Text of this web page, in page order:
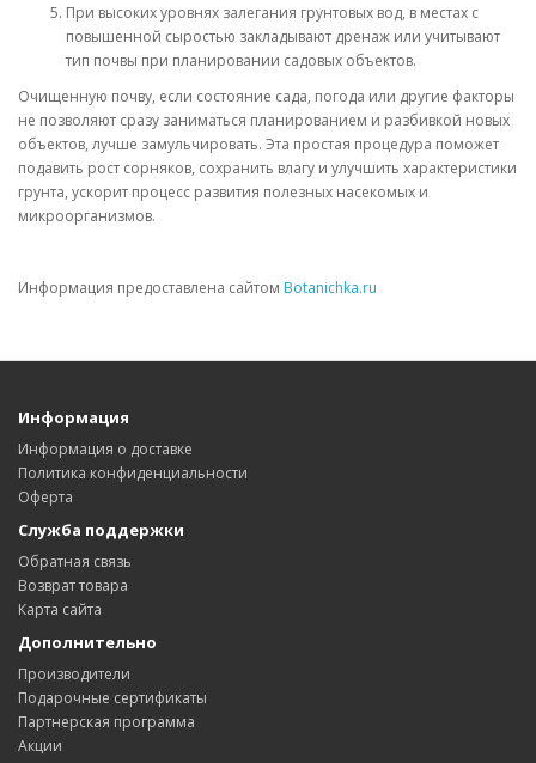
При высоких уровнях залегания грунтовых вод, в местах с
повышенной сыростью закладывают дренаж или учитывают
тип почвы при планировании садовых объектов.
Очищенную почву, если состояние сада, погода или другие факторы
не позволяют сразу заниматься планированием и разбивкой новых
объектов, лучше замульчировать. Эта простая процедура поможет
подавить рост сорняков, сохранить влагу и улучшить характеристики
грунта, ускорит процесс развития полезных насекомых и
микроорганизмов.
Информация предоставлена сайтом Botanichka.ru
Информация
Информация о доставке
Политика конфиденциальности
Оферта
Служба поддержки
Обратная связь
Возврат товара
Карта сайта
Дополнительно
Производители
Подарочные сертификаты
Партнерская программа
Акции